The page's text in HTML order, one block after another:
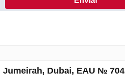
Dubai, EAU №